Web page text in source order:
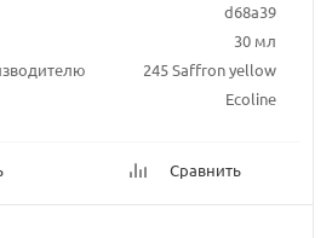
d68a39
30 мл
245 Saffron yellow
Ecoline
Сравнить